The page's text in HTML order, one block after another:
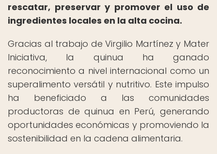
rescatar, preservar y promover el uso de
ingredientes locales en la alta cocina.
Gracias al trabajo de Virgilio Martínez y Mater
Iniciativa, la quinua ha ganado
reconocimiento a nivel internacional como un
superalimento versátil y nutritivo. Este impulso
ha beneficiado a las comunidades
productoras de quinua en Perú, generando
oportunidades económicas y promoviendo la
sostenibilidad en la cadena alimentaria.